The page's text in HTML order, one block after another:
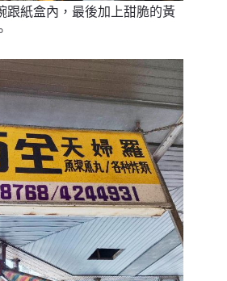
跟紙盒內，最後加上甜脆的黃